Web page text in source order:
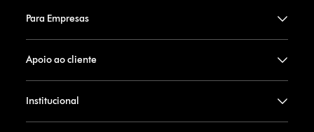
Para Empresas
Apoio ao cliente
Institucional